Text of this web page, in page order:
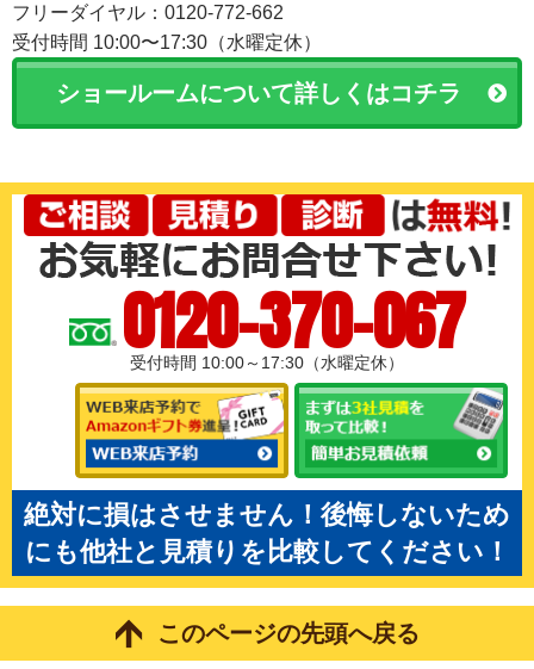
フリーダイヤル：0120-772-662
受付時間 10:00〜17:30（水曜定休）
ショールームについて詳しくはコチラ
0120-370-067
受付時間 10:00～17:30（水曜定休）
絶対に損はさせません！後悔しないため
にも他社と見積りを比較してください！
このページの先頭へ戻る